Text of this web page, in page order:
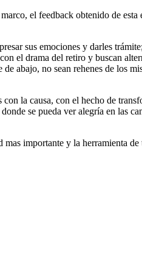
el feedback obtenido de
sus emociones y darles
el drama del retiro y buscan
abajo, no sean rehenes de los
la causa, con el hecho de
se pueda ver alegría en las
importante y la herramienta